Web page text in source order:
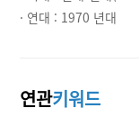
· 연대 : 1970 년대
연관키워드